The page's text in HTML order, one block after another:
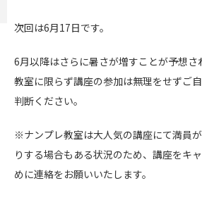
次回は6月17日です。
6月以降はさらに暑さが増すことが予想さ
教室に限らず講座の参加は無理をせずご
判断ください。
※ナンプレ教室は大人気の講座にて満員
りする場合もある状況のため、講座をキ
めに連絡をお願いいたします。